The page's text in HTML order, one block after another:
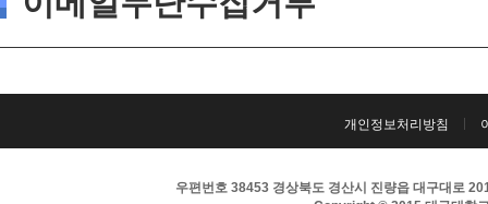
개인정보처리방침
우편번호 38453 경상북도 경산시 진량읍 대구대로